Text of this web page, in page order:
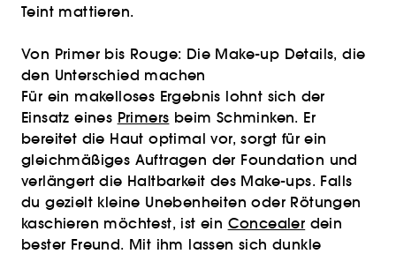
Teint mattieren.
Von Primer bis Rouge: Die Make-up Details, die
den Unterschied machen
Für ein makelloses Ergebnis lohnt sich der
Einsatz eines Primers beim Schminken. Er
bereitet die Haut optimal vor, sorgt für ein
gleichmäßiges Auftragen der Foundation und
verlängert die Haltbarkeit des Make-ups. Falls
du gezielt kleine Unebenheiten oder Rötungen
kaschieren möchtest, ist ein Concealer dein
bester Freund. Mit ihm lassen sich dunkle